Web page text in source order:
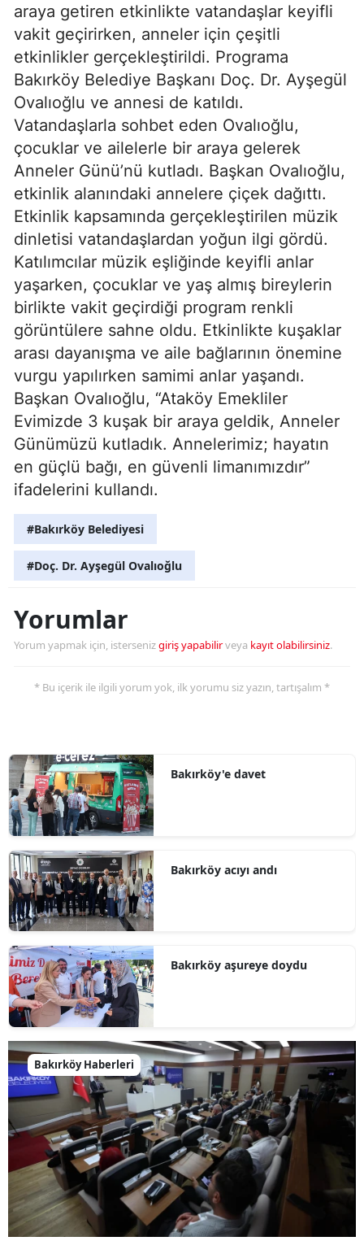
araya getiren etkinlikte vatandaşlar keyifli
vakit geçirirken, anneler için çeşitli
etkinlikler gerçekleştirildi. Programa
Bakırköy Belediye Başkanı Doç. Dr. Ayşegül
Ovalıoğlu ve annesi de katıldı.
Vatandaşlarla sohbet eden Ovalıoğlu,
çocuklar ve ailelerle bir araya gelerek
Anneler Günü’nü kutladı. Başkan Ovalıoğlu,
etkinlik alanındaki annelere çiçek dağıttı.
Etkinlik kapsamında gerçekleştirilen müzik
dinletisi vatandaşlardan yoğun ilgi gördü.
Katılımcılar müzik eşliğinde keyifli anlar
yaşarken, çocuklar ve yaş almış bireylerin
birlikte vakit geçirdiği program renkli
görüntülere sahne oldu. Etkinlikte kuşaklar
arası dayanışma ve aile bağlarının önemine
vurgu yapılırken samimi anlar yaşandı.
Başkan Ovalıoğlu, “Ataköy Emekliler
Evimizde 3 kuşak bir araya geldik, Anneler
Günümüzü kutladık. Annelerimiz; hayatın
en güçlü bağı, en güvenli limanımızdır”
ifadelerini kullandı.
#Bakırköy Belediyesi
#Doç. Dr. Ayşegül Ovalıoğlu
Yorumlar
Yorum yapmak için, istersenizgiriş yapabilirveya kayıt olabilirsiniz.
* Bu içerik ile ilgili yorum yok, ilk yorumu siz yazın, tartışalım *
Bakırköy'e davet
Bakırköy acıyı andı
Bakırköy aşureye doydu
Bakırköy Haberleri